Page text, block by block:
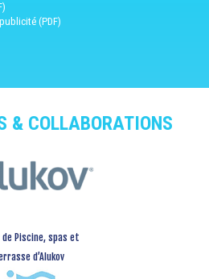
(PDF)
& COLLABORATIONS
de Piscine, spas et
d’Alukov